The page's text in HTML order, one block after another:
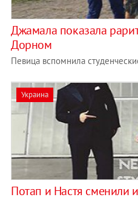
Джамала показала
Дорном
Певица вспомнила
Украина
Потап и Настя сменили